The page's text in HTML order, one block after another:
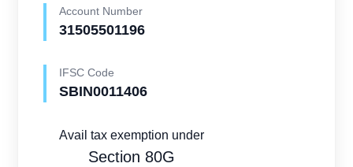
Account Number
31505501196
IFSC Code
SBIN0011406
Avail tax exemption under
Section 80G